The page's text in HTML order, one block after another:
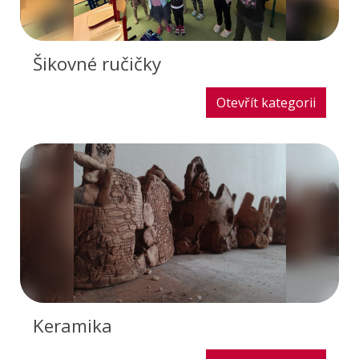
Šikovné ručičky
Otevřít kategorii
Keramika